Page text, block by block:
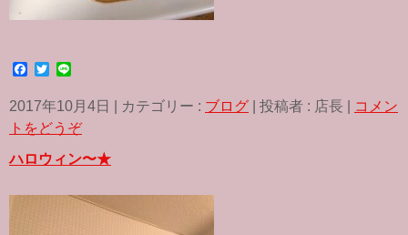
c
e
b
o
k
T
i
t
t
r
n
e
2017年10月4日 カテゴリー : ブログ 投稿者 : 店長
コメン
トをどうぞ
ハロウィン〜★